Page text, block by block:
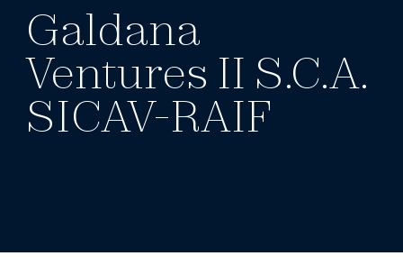
Galdana
Ventures II S.C.A.
SICAV-RAIF